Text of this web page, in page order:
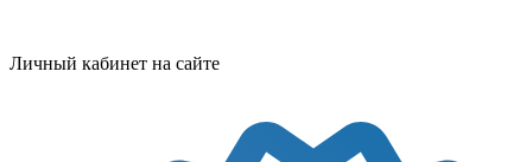
Личный кабинет на сайте